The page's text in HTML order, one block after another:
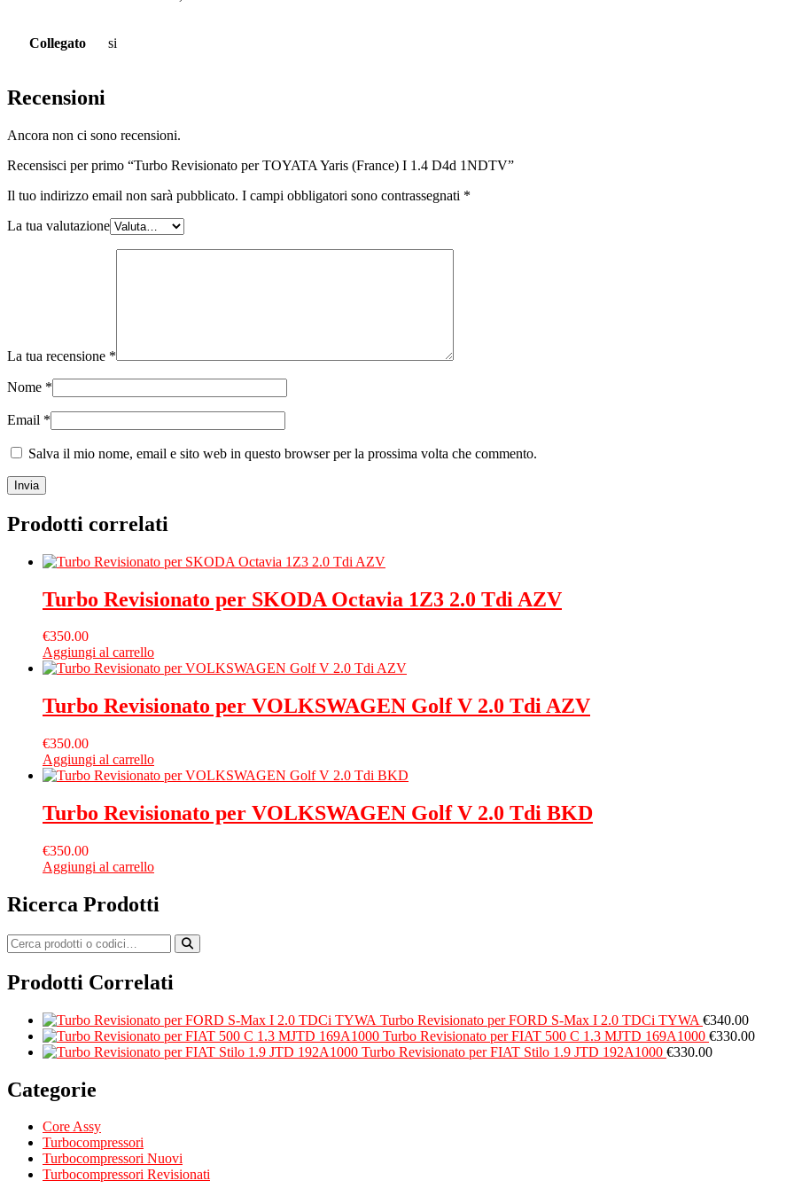
Collegato si
Recensioni
Ancora non ci sono recensioni.
Recensisci per primo “Turbo Revisionato per TOYATA Yaris (France) I 1.4 D4d 1NDTV”
Il tuo indirizzo email non sarà pubblicato. I campi obbligatori sono contrassegnati *
La tua valutazione
La tua recensione *
Nome *
Email *
Salva il mio nome, email e sito web in questo browser per la prossima volta che commento.
Prodotti correlati
Turbo Revisionato per SKODA Octavia 1Z3 2.0 Tdi AZV
€350.00
Aggiungi al carrello
Turbo Revisionato per VOLKSWAGEN Golf V 2.0 Tdi AZV
€350.00
Aggiungi al carrello
Turbo Revisionato per VOLKSWAGEN Golf V 2.0 Tdi BKD
€350.00
Aggiungi al carrello
Ricerca Prodotti
Prodotti Correlati
Turbo Revisionato per FORD S-Max I 2.0 TDCi TYWA €340.00
Turbo Revisionato per FIAT 500 C 1.3 MJTD 169A1000 €330.00
Turbo Revisionato per FIAT Stilo 1.9 JTD 192A1000 €330.00
Categorie
Core Assy
Turbocompressori
Turbocompressori Nuovi
Turbocompressori Revisionati